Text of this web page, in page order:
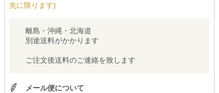
先に限ります)
離島・沖縄・北海道
別途送料がかかります
ご注文後送料のご連絡を致します
メール便について